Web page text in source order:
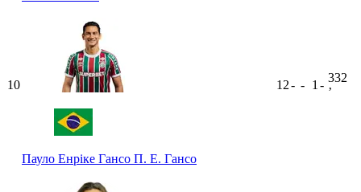
10
Пауло Енріке Гансо П. Е. Гансо
12- - 1 -
332
ʼ